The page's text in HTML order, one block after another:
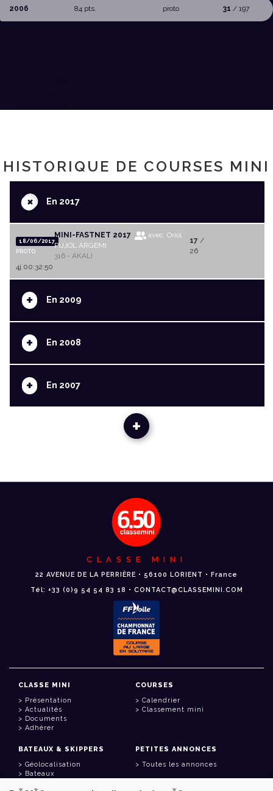
2006 84 pts. proto 31 / 197
HISTORIQUE DE COURSES MINI
+En 2017
18/06/2017
PROTO
MINI-FASTNET 2017
avec Oriol
PUJOL ARGEMI
316 - AKALI
17 /
26
4j.00:32:50
+ En 2009
+ En 2008
+ En 2007
+
CLASSE MINI
22 AVENUE DE LA PERRIÈRE • 56100 LORIENT • France
Tél: +33 (0)9 54 54 83 18 • CONTACT@CLASSEMINI.COM
CLASSE MINI
Présentation
Actualités
Documents
Adhérer
COURSES
Calendrier
Classement mini
BATEAUX & SKIPPERS
Géolocalisation
Bateaux
PETITES ANNONCES
Toutes les annonces